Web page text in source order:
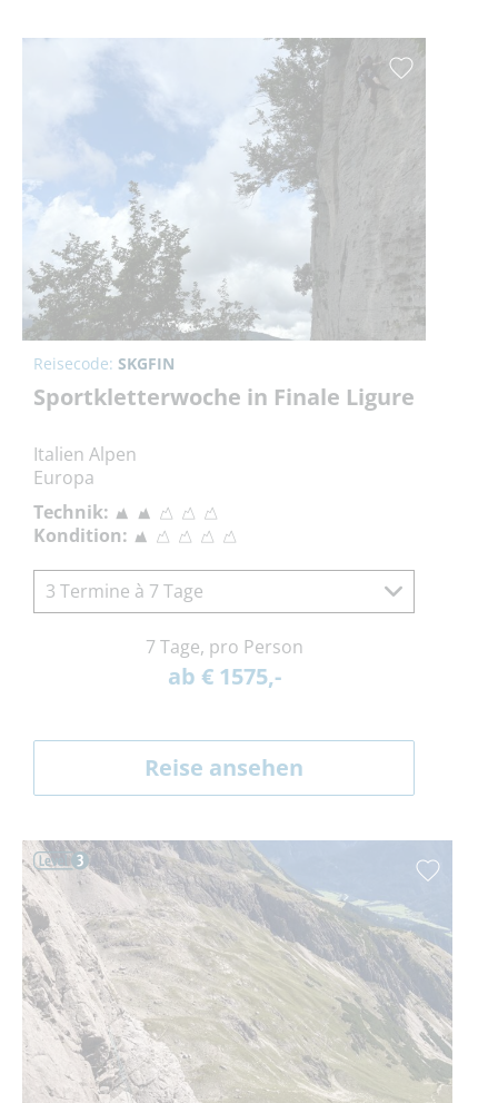
Reisecode: SKGFIN
Sportkletterwoche in Finale Ligure
Italien Alpen
Europa
Technik:
Kondition:
3 Termine à 7 Tage
7 Tage, pro Person
ab € 1575,-
Reise ansehen